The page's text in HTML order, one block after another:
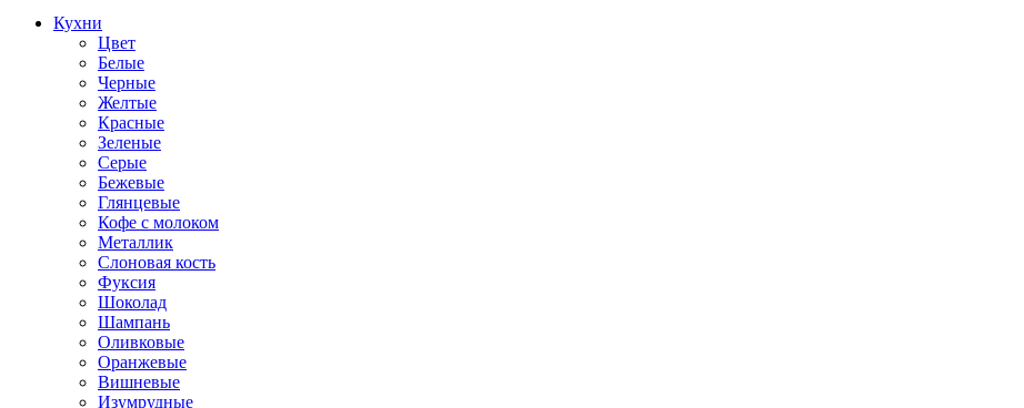
Кухни
Цвет
Белые
Черные
Желтые
Красные
Зеленые
Серые
Бежевые
Глянцевые
Кофе с молоком
Металлик
Слоновая кость
Фуксия
Шоколад
Шампань
Оливковые
Оранжевые
Вишневые
Изумрудные